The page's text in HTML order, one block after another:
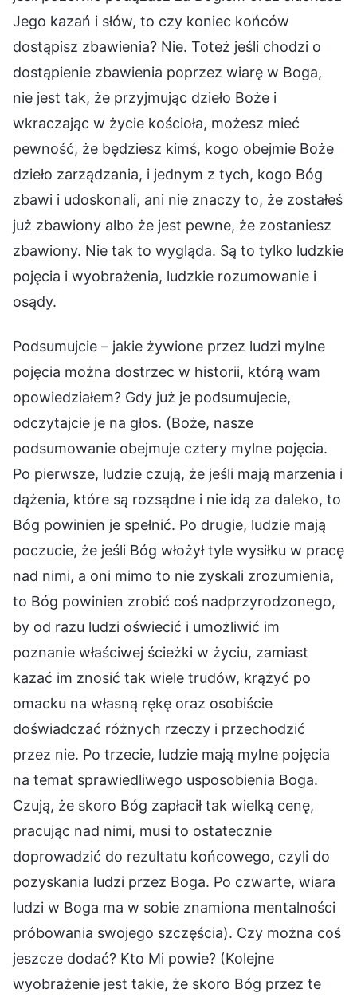
Jego kazań i słów, to czy koniec końców
dostąpisz zbawienia? Nie. Toteż jeśli chodzi o
dostąpienie zbawienia poprzez wiarę w Boga,
nie jest tak, że przyjmując dzieło Boże i
wkraczając w życie kościoła, możesz mieć
pewność, że będziesz kimś, kogo obejmie Boże
dzieło zarządzania, i jednym z tych, kogo Bóg
zbawi i udoskonali, ani nie znaczy to, że zostałeś
już zbawiony albo że jest pewne, że zostaniesz
zbawiony. Nie tak to wygląda. Są to tylko ludzkie
pojęcia i wyobrażenia, ludzkie rozumowanie i
osądy.
Podsumujcie – jakie żywione przez ludzi mylne
pojęcia można dostrzec w historii, którą wam
opowiedziałem? Gdy już je podsumujecie,
odczytajcie je na głos. (Boże, nasze
podsumowanie obejmuje cztery mylne pojęcia.
Po pierwsze, ludzie czują, że jeśli mają marzenia i
dążenia, które są rozsądne i nie idą za daleko, to
Bóg powinien je spełnić. Po drugie, ludzie mają
poczucie, że jeśli Bóg włożył tyle wysiłku w pracę
nad nimi, a oni mimo to nie zyskali zrozumienia,
to Bóg powinien zrobić coś nadprzyrodzonego,
by od razu ludzi oświecić i umożliwić im
poznanie właściwej ścieżki w życiu, zamiast
kazać im znosić tak wiele trudów, krążyć po
omacku na własną rękę oraz osobiście
doświadczać różnych rzeczy i przechodzić
przez nie. Po trzecie, ludzie mają mylne pojęcia
na temat sprawiedliwego usposobienia Boga.
Czują, że skoro Bóg zapłacił tak wielką cenę,
pracując nad nimi, musi to ostatecznie
doprowadzić do rezultatu końcowego, czyli do
pozyskania ludzi przez Boga. Po czwarte, wiara
ludzi w Boga ma w sobie znamiona mentalności
próbowania swojego szczęścia). Czy można coś
jeszcze dodać? Kto Mi powie? (Kolejne
wyobrażenie jest takie, że skoro Bóg przez te